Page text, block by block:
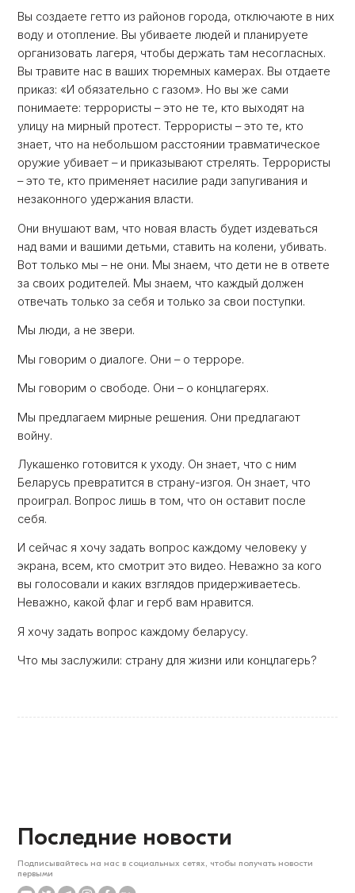
Вы создаете гетто из районов города, отключаюте в них
воду и отопление. Вы убиваете людей и планируете
организовать лагеря, чтобы держать там несогласных.
Вы травите нас в ваших тюремных камерах. Вы отдаете
приказ: «И обязательно с газом». Но вы же сами
понимаете: террористы – это не те, кто выходят на
улицу на мирный протест. Террористы – это те, кто
знает, что на небольшом расстоянии травматическое
оружие убивает – и приказывают стрелять. Террористы
– это те, кто применяет насилие ради запугивания и
незаконного удержания власти.
Они внушают вам, что новая власть будет издеваться
над вами и вашими детьми, ставить на колени, убивать.
Вот только мы – не они. Мы знаем, что дети не в ответе
за своих родителей. Мы знаем, что каждый должен
отвечать только за себя и только за свои поступки.
Мы люди, а не звери.
Мы говорим о диалоге. Они – о терроре.
Мы говорим о свободе. Они – о концлагерях.
Мы предлагаем мирные решения. Они предлагают
войну.
Лукашенко готовится к уходу. Он знает, что с ним
Беларусь превратится в страну-изгоя. Он знает, что
проиграл. Вопрос лишь в том, что он оставит после
себя.
И сейчас я хочу задать вопрос каждому человеку у
экрана, всем, кто смотрит это видео. Неважно за кого
вы голосовали и каких взглядов придерживаетесь.
Неважно, какой флаг и герб вам нравится.
Я хочу задать вопрос каждому беларусу.
Что мы заслужили: страну для жизни или концлагерь?
Последние новости
Подписывайтесь на нас в социальных сетях, чтобы получать новости
первыми